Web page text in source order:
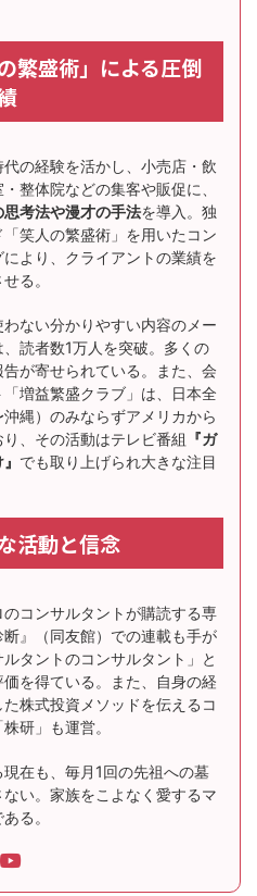
の繁盛術」による圧倒
の経験を活かし、小売店・飲
整体院などの集客や販促に、
思考法や漫才の手法を導入。独
「笑人の繁盛術」を用いたコン
より、クライアントの業績を
る。
ない分かりやすい内容のメー
、読者数1万人を突破。多くの
が寄せられている。また、会
「増益繁盛クラブ」は、日本全
縄）のみならずアメリカから
、その活動はテレビ番組 『ガ
でも取り上げられ大きな注目
活動と信念
コンサルタントが購読する専
断』（同友館）での連載も手が
タントのコンサルタント」と
価を得ている。また、自身の経
株式投資メソッドを伝えるコ
研」も運営。
在も、毎月1回の先祖への墓
い。家族をこよなく愛するマ
る。